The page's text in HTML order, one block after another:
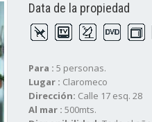
Data de la propiedad
Para : 5 personas.
Lugar : Claromeco
Dirección: Calle 17 esq. 28
Al mar : 500mts.